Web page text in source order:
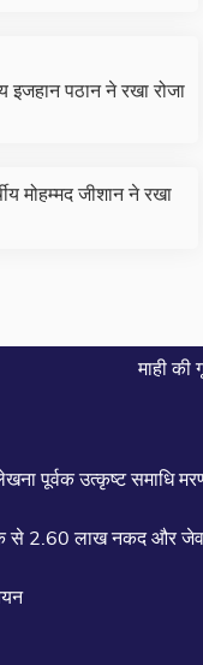
इजहान पठान ने रखा रोजा
मोहम्मद जीशान ने रखा
माही की गूंज
पूर्वक उत्कृष्ट समाधि
से 2.60 लाख नकद और